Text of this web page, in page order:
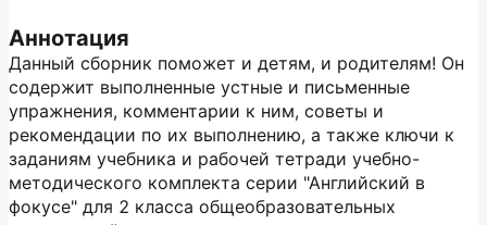
Аннотация
Данный сборник поможет и детям, и родителям! Он
содержит выполненные устные и письменные
упражнения, комментарии к ним, советы и
рекомендации по их выполнению, а также ключи к
заданиям учебника и рабочей тетради учебно-
методического комплекта серии "Английский в
фокусе" для 2 класса общеобразовательных